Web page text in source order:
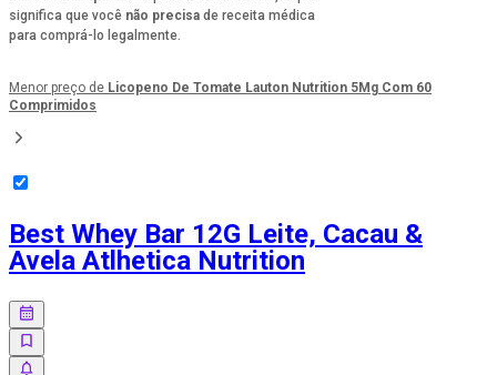
significa que você não precisa de receita médica
para comprá-lo legalmente.
Menor preço de Licopeno De Tomate Lauton Nutrition 5Mg Com 60
Comprimidos
Best Whey Bar 12G Leite, Cacau &
Avela Atlhetica Nutrition